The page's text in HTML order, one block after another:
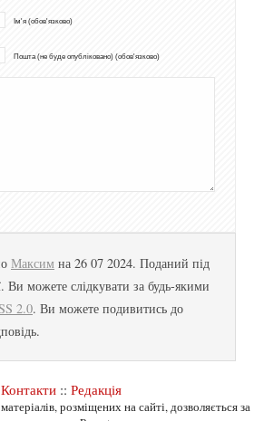
Ім'я (обов'язково)
Пошта (не буде опубліковано) (обов'язково)
Максим на 26 07 2024. Поданий під
Ви можете слідкувати за будь-якими
2.0. Ви можете подивитись до
Контакти:: Редакція